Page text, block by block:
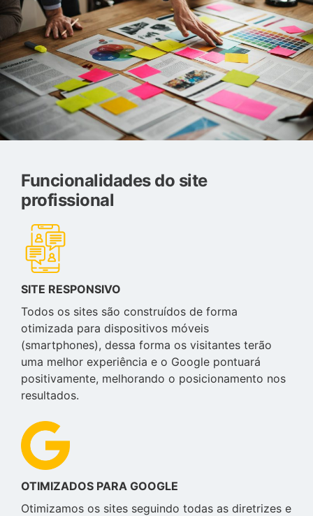
Funcionalidades do site
profissional
SITE RESPONSIVO
Todos os sites são construídos de forma
otimizada para dispositivos móveis
(smartphones), dessa forma os visitantes terão
uma melhor experiência e o Google pontuará
positivamente, melhorando o posicionamento nos
resultados.
OTIMIZADOS PARA GOOGLE
Otimizamos os sites seguindo todas as diretrizes e